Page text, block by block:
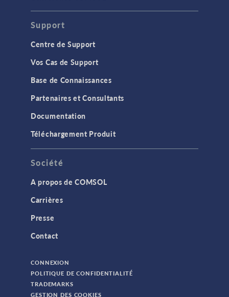
Support
Centre de Support
Vos Cas de Support
Base de Connaissances
Partenaires et Consultants
Documentation
Téléchargement Produit
Société
A propos de COMSOL
Carrières
Presse
Contact
CONNEXION
POLITIQUE DE CONFIDENTIALITÉ
TRADEMARKS
GESTION DES COOKIES